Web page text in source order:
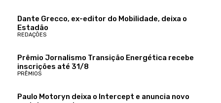
Dante Grecco, ex-editor do Mobilidade, deixa o
Estadão
REDAÇÕES
Prêmio Jornalismo Transição Energética recebe
inscrições até 31/8
PRÊMIOS
Paulo Motoryn deixa o Intercept e anuncia novo